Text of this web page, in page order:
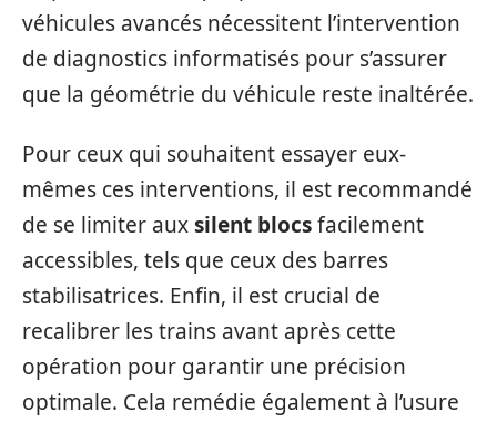
véhicules avancés nécessitent l’intervention
de diagnostics informatisés pour s’assurer
que la géométrie du véhicule reste inaltérée.
Pour ceux qui souhaitent essayer eux-
mêmes ces interventions, il est recommandé
de se limiter auxsilent blocsfacilement
accessibles, tels que ceux des barres
stabilisatrices. Enfin, il est crucial de
recalibrer les trains avant après cette
opération pour garantir une précision
optimale. Cela remédie également à l’usure